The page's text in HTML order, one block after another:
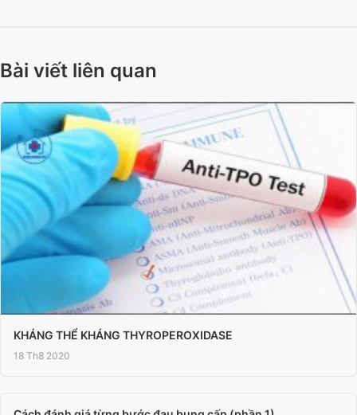
Bài viết liên quan
KHÁNG THỂ KHÁNG THYROPEROXIDASE
18 Th8 2020